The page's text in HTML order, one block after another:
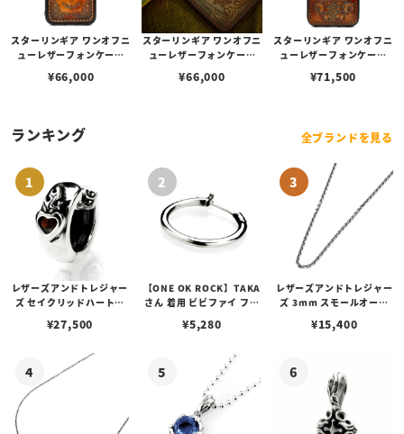
スターリンギア ワンオフニ
ューレザーフォンケース
ラルブラウン s00011735
¥66,000
スターリンギア ワンオフニ
ューレザーフォンケース
ン s000117271（iPhone
¥66,000
スターリンギア ワンオフニ
ューレザーフォンケース
ス ナチュラルブラウン s00
¥71,500
ランキング 全ブランドを見る
レザーズアンドトレジャー
ズ セイクリッドハートピ
¥27,500
【ONE OK ROCK】TAKA
さん 着用 ビビファイ フー
¥5,280
レザーズアンドトレジャー
ズ 3mm スモールオーバ
ブスタークラスプ＆LTロ
¥15,400